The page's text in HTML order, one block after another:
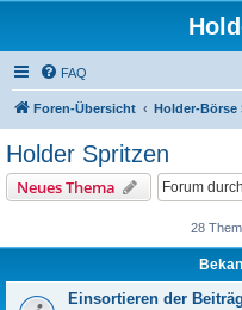
FAQ
Foren-Übersicht Holder-Börse
Holder Spritzen
Neues Thema
28
Einsortieren der